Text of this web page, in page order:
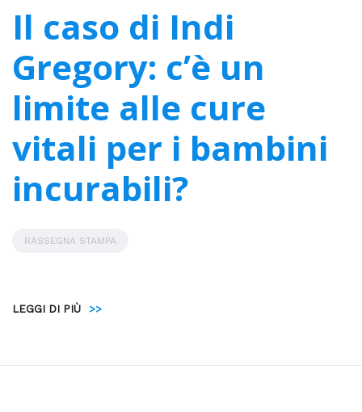
Il caso di Indi
Gregory: c’è un
limite alle cure
vitali per i bambini
incurabili?
RASSEGNA STAMPA
LEGGI DI PIÙ >>